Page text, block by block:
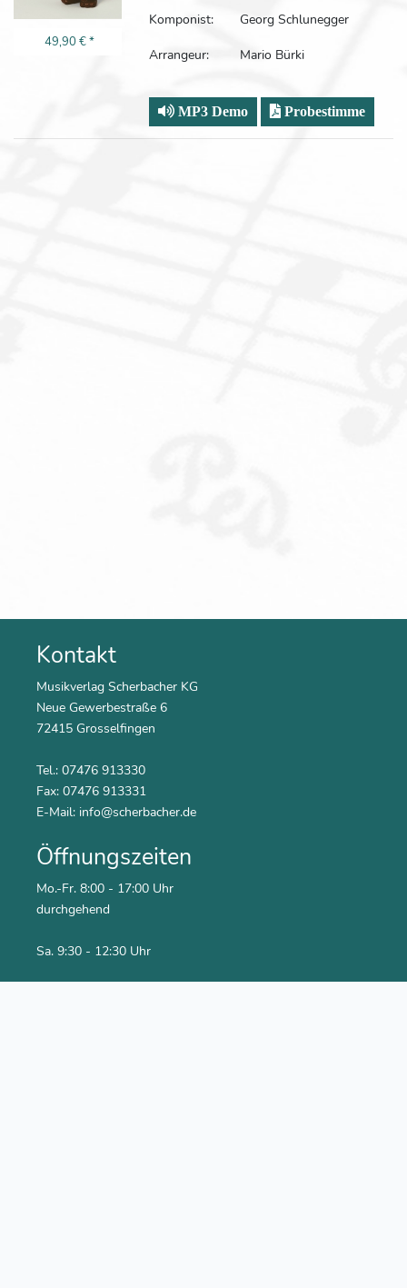
49,90 €*
Komponist:
Georg Schlunegger
Arrangeur:
Mario Bürki
MP3 Demo Probestimme
Kontakt
Musikverlag Scherbacher KG
Neue Gewerbestraße 6
72415 Grosselfingen
Tel.: 07476 913330
Fax: 07476 913331
E-Mail: info@scherbacher.de
Öffnungszeiten
Mo.-Fr. 8:00 - 17:00 Uhr
durchgehend
Sa. 9:30 - 12:30 Uhr